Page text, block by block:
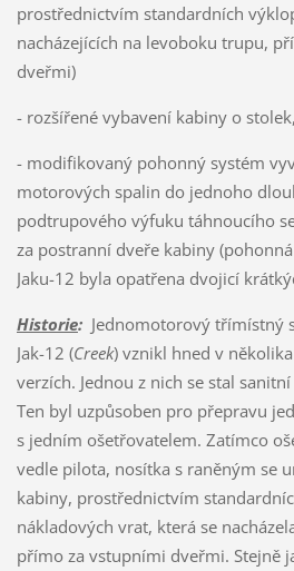
prostřednictvím standardních
nacházejících na levoboku trupu,
dveřmi)
- rozšířené vybavení kabiny o
- modifikovaný pohonný systém
motorových spalin do jednoho
podtrupového výfuku táhnoucího
za postranní dveře kabiny
Jaku-12 byla opatřena dvojicí
Historie:Jednomotorový třímístný
Jak-12 (Creek) vznikl hned v
verzích. Jednou z nich se stal
Ten byl uzpůsoben pro přepravu
s jedním ošetřovatelem. Zatímco
vedle pilota, nosítka s raněným se
kabiny, prostřednictvím
nákladových vrat, která se
přímo za vstupními dveřmi. Stejně